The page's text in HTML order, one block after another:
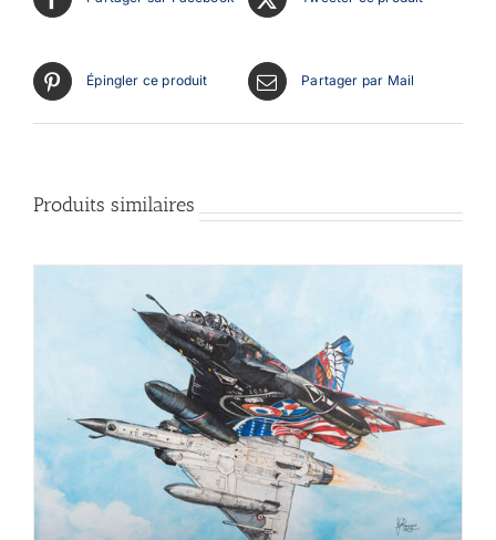
Épingler ce produit Partager par Mail
Produits similaires